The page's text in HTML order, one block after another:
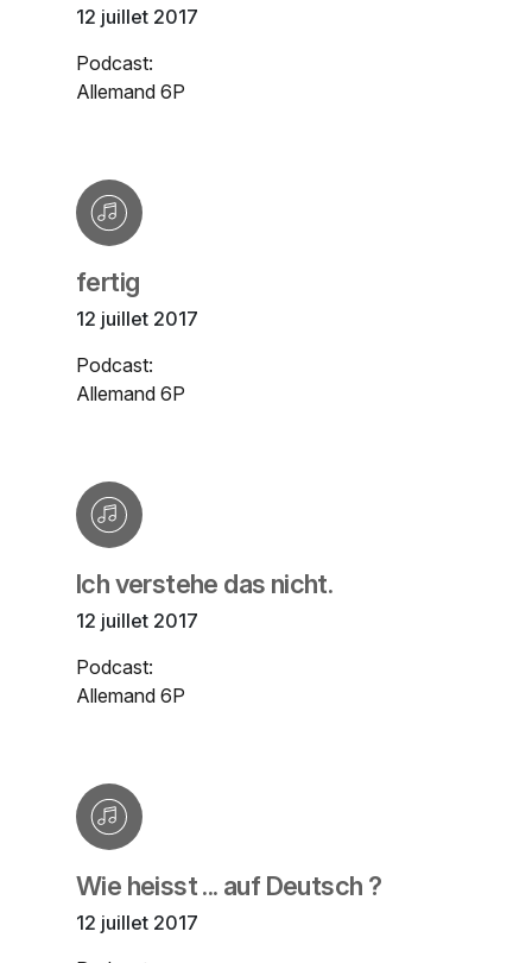
12 juillet 2017
Podcast:
Allemand 6P
fertig
12 juillet 2017
Podcast:
Allemand 6P
Ich verstehe das nicht.
12 juillet 2017
Podcast:
Allemand 6P
Wie heisst ... auf Deutsch ?
12 juillet 2017